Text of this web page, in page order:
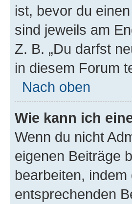
ist, bevor du
sind jeweils am
Z. B. „Du darfst
in diesem Forum
Nach oben
Wie kann ich
Wenn du nicht
eigenen Beiträge
bearbeiten, indem
entsprechenden